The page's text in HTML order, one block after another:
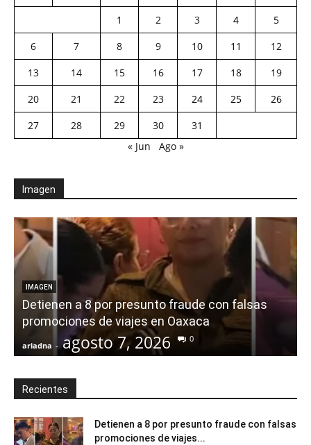
1 2 3 4
5
6
7 8 9 10 11
12
13
14 15 16 17 18
19
20
21 22 23 24 25
26
27
28 29 30
31
« Jun
Ago »
Imagen
IMAGEN
Detienen a 8 por presunto fraude con falsas
promociones de viajes en Oaxaca
ariadna - agosto 7, 2026 0
Recientes
Detienen a 8 por presunto fraude con falsas
promociones de viajes...